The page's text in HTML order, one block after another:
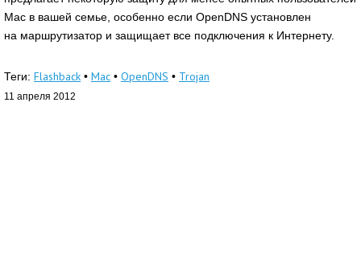
Mac в вашей семье, особенно если OpenDNS установлен
на маршрутизатор и защищает все подключения к Интернету.
Теги: Flashback • Mac • OpenDNS • Trojan
11 апреля 2012